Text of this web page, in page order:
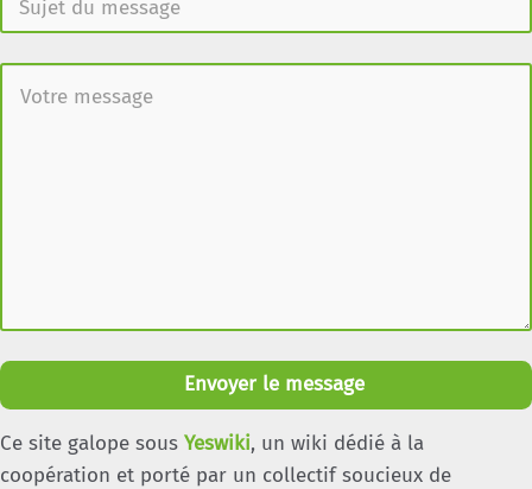
Envoyer le message
Ce site galope sous Yeswiki, un wiki dédié à la
coopération et porté par un collectif soucieux de